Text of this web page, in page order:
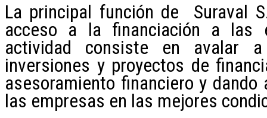
La principal función de Suraval
acceso a la financiación a las
actividad consiste en avalar
inversiones y proyectos de
asesoramiento financiero y
las empresas en las mejores